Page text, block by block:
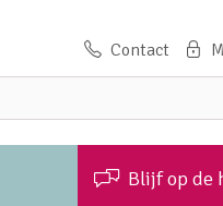
Contact
Blijf op de